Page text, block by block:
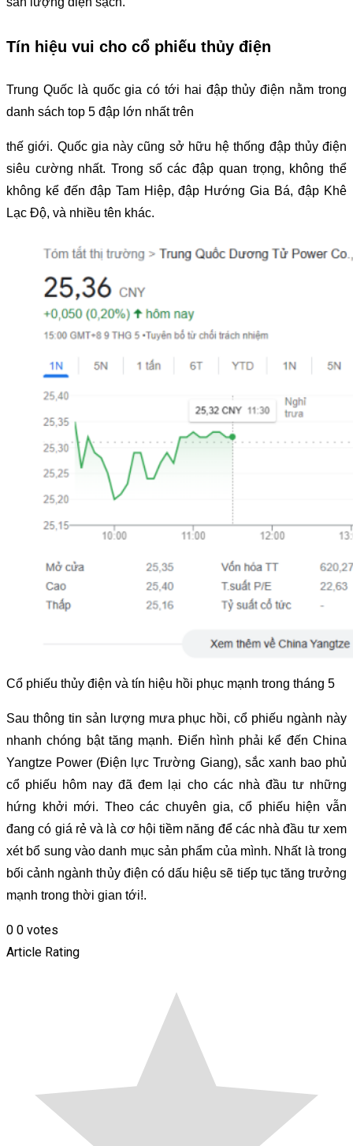
Tín hiệu vui cho cổ phiếu thủy điện
Trung Quốc là quốc gia có tới hai đập thủy điện nằm trong
danh sách top 5 đập lớn nhất trên
thế giới. Quốc gia này cũng sở hữu hệ thống đập thủy điện
siêu cường nhất. Trong số các đập quan trọng, không thể
không kể đến đập Tam Hiệp, đập Hướng Gia Bá, đập Khê
Lạc Độ, và nhiều tên khác.
Cổ phiếu thủy điện và tín hiệu hồi phục mạnh trong tháng 5
Sau thông tin sản lượng mưa phục hồi, cổ phiếu ngành này
nhanh chóng bật tăng mạnh. Điển hình phải kể đến China
Yangtze Power (Điện lực Trường Giang), sắc xanh bao phủ
cổ phiếu hôm nay đã đem lại cho các nhà đầu tư những
hứng khởi mới. Theo các chuyên gia, cổ phiếu hiện vẫn
đang có giá rẻ và là cơ hội tiềm năng để các nhà đầu tư xem
xét bổ sung vào danh mục sản phẩm của mình. Nhất là trong
bối cảnh ngành thủy điện có dấu hiệu sẽ tiếp tục tăng trưởng
mạnh trong thời gian tới!.
0 0 votes
Article Rating